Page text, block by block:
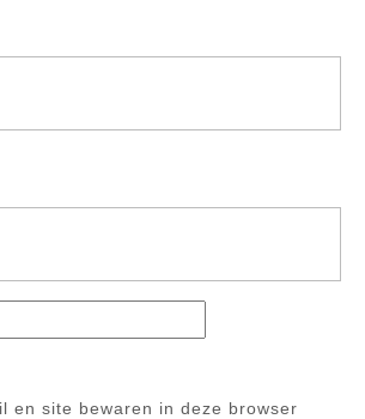
en site bewaren in deze browser